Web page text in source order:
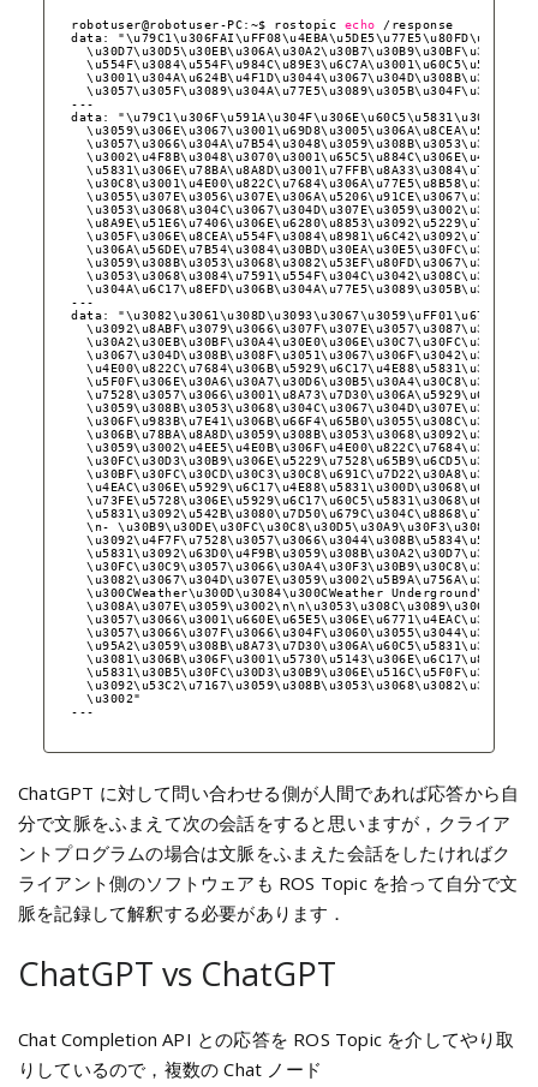
robotuser@robotuser-PC:~$ rostopic echo
/response
data:
---
data:
---
data:
\n-
\u300CWeather\u300D\u3084\u300CWeather
\u3002"
---
ChatGPT に対して問い合わせる側が人間であれば応答から自
分で文脈をふまえて次の会話をすると思いますが，クライア
ントプログラムの場合は文脈をふまえた会話をしたければク
ライアント側のソフトウェアも ROS Topic を拾って自分で文
脈を記録して解釈する必要があります．
ChatGPT vs ChatGPT
Chat Completion API との応答を ROS Topic を介してやり取
りしているので，複数の Chat ノード